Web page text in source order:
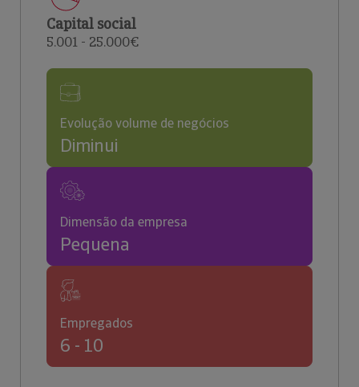
Capital social
5.001 - 25.000€
Evolução volume de negócios
Diminui
Dimensão da empresa
Pequena
Empregados
6 - 10